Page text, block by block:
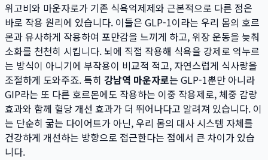
위고비와 마운자로가 기존 식욕억제제와 근본적으로 다른 점은
바로 작용 원리에 있습니다. 이들은 GLP-1이라는 우리 몸의 호르
몬과 유사하게 작용하여 포만감을 느끼게 하고, 위장 운동을 늦춰
소화를 천천히 시킵니다. 뇌에 직접 작용해 식욕을 강제로 억누르
는 방식이 아니기에 부작용이 비교적 적고, 자연스럽게 식사량을
조절하게 도와주죠. 특히 강남역 마운자로는 GLP-1뿐만 아니라
GIP라는 또 다른 호르몬에도 작용하는 이중 작용제로, 체중 감량
효과와 함께 혈당 개선 효과가 더 뛰어나다고 알려져 있습니다. 이
는 단순히 굶는 다이어트가 아닌, 우리 몸의 대사 시스템 자체를
건강하게 개선하는 방향으로 접근한다는 점에서 큰 차이가 있습
니다.